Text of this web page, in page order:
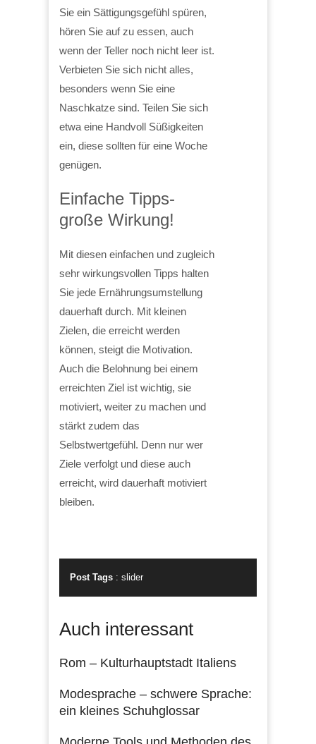
Sie ein Sättigungsgefühl spüren,
hören Sie auf zu essen, auch
wenn der Teller noch nicht leer ist.
Verbieten Sie sich nicht alles,
besonders wenn Sie eine
Naschkatze sind. Teilen Sie sich
etwa eine Handvoll Süßigkeiten
ein, diese sollten für eine Woche
genügen.
Einfache Tipps-
große Wirkung!
Mit diesen einfachen und zugleich
sehr wirkungsvollen Tipps halten
Sie jede Ernährungsumstellung
dauerhaft durch. Mit kleinen
Zielen, die erreicht werden
können, steigt die Motivation.
Auch die Belohnung bei einem
erreichten Ziel ist wichtig, sie
motiviert, weiter zu machen und
stärkt zudem das
Selbstwertgefühl. Denn nur wer
Ziele verfolgt und diese auch
erreicht, wird dauerhaft motiviert
bleiben.
Post Tags : slider
Auch interessant
Rom – Kulturhauptstadt Italiens
Modesprache – schwere Sprache:
ein kleines Schuhglossar